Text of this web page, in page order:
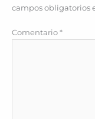
campos obligatorios
Comentario *